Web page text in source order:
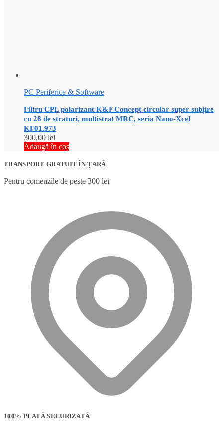
PC Periferice & Software
Filtru CPL polarizant K&F Concept circular super subțire
cu 28 de straturi, multistrat MRC, seria Nano-Xcel
KF01.973
300,00 lei
Adaugă în coș
TRANSPORT GRATUIT ÎN ȚARĂ
Pentru comenzile de peste 300 lei
100% PLATĂ SECURIZATĂ